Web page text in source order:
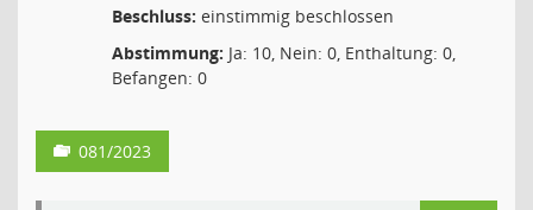
Beschluss: einstimmig beschlossen
Abstimmung: Ja: 10, Nein: 0, Enthaltung: 0,
Befangen: 0
081/2023